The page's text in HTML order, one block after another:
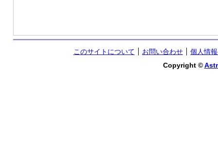
このサイトについて お問い合わせ
個人情
Copyright ©